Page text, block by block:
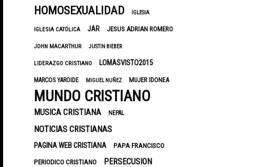
HOMOSEXUALIDAD IGLESIA
IGLESIA CATÓLICA JAR JESUS ADRIAN ROMERO
JOHN MACARTHUR JUSTIN BIEBER
LIDERAZGO CRISTIANO LOMASVISTO2015
MARCOS YAROIDE MIGUEL NUÑEZ MUJER IDONEA
MUNDO CRISTIANO
MUSICA CRISTIANA NEPAL
NOTICIAS CRISTIANAS
PAGINA WEB CRISTIANA
PAPA FRANCISCO
PERIODICO CRISTIANO
PERSECUSION